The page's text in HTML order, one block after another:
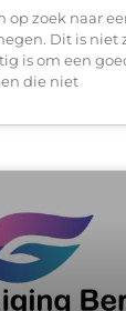
op zoek naar
Dit is niet
is om een
die niet